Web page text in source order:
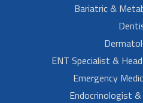
Bariatric &
ENT Specialist &
Emergency
Endocrinologist